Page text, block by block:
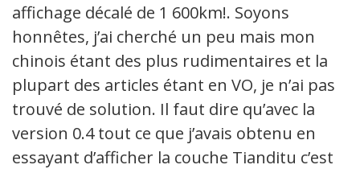
affichage décalé de 1 600km!. Soyons
honnêtes, j’ai cherché un peu mais mon
chinois étant des plus rudimentaires et la
plupart des articles étant en VO, je n’ai pas
trouvé de solution. Il faut dire qu’avec la
version 0.4 tout ce que j’avais obtenu en
essayant d’afficher la couche Tianditu c’est